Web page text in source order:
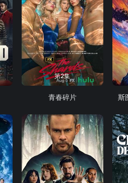
第2集
青春碎片 斯